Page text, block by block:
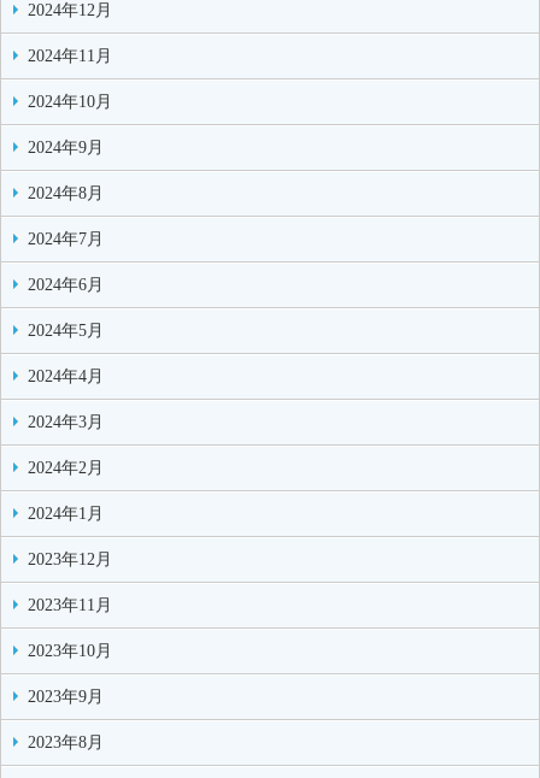
2024年12月
2024年11月
2024年10月
2024年9月
2024年8月
2024年7月
2024年6月
2024年5月
2024年4月
2024年3月
2024年2月
2024年1月
2023年12月
2023年11月
2023年10月
2023年9月
2023年8月